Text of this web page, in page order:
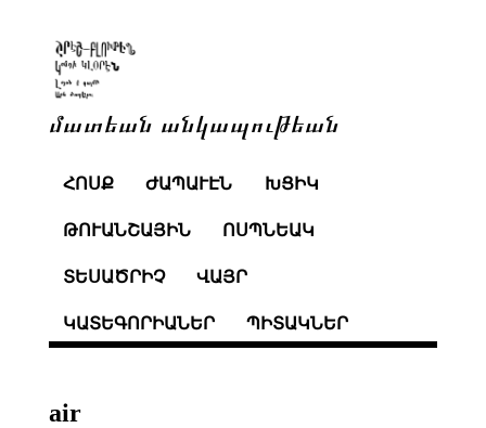
մատեան անկապութեան
ՀՈՍՔ ԺԱՊԱՒԷՆ ԽՑԻԿ
ԹՈՒԱՆՇԱՅԻՆ ՈՍՊՆԵԱԿ
ՏԵՍԱԾՐԻՉ ՎԱՅՐ
ԿԱՏԵԳՈՐԻԱՆԵՐ ՊԻՏԱԿՆԵՐ
air